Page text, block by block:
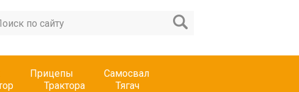
Прицепы
Самосвал
Трактора
Тягач